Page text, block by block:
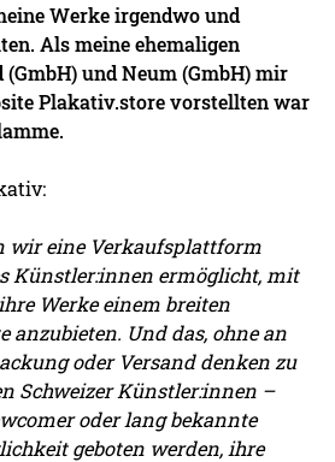
Werke irgendwo und
Als meine ehemaligen
und Neum (GmbH) mir
Plakativ.store vorstellten war
wir eine Verkaufsplattform
Künstler:innen ermöglicht, mit
Werke einem breiten
anzubieten. Und das, ohne an
oder Versand denken zu
Schweizer Künstler:innen –
oder lang bekannte
geboten werden, ihre